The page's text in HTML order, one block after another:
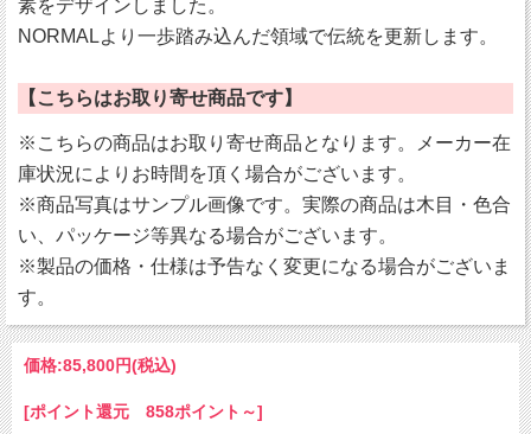
素をデザインしました。
NORMALより一歩踏み込んだ領域で伝統を更新します。
【こちらはお取り寄せ商品です】
※こちらの商品はお取り寄せ商品となります。メーカー在
庫状況によりお時間を頂く場合がございます。
※商品写真はサンプル画像です。実際の商品は木目・色合
い、パッケージ等異なる場合がございます。
※製品の価格・仕様は予告なく変更になる場合がございま
す。
価格:85,800円(税込)
[ポイント還元 858ポイント～]